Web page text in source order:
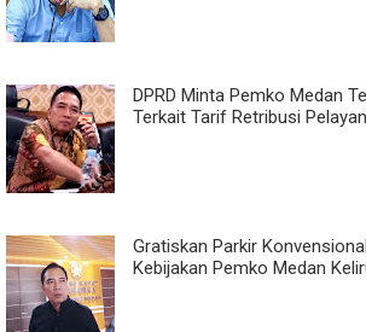
DPRD Minta Pemko Medan
Terkait Tarif Retribusi
Gratiskan Parkir
Kebijakan Pemko Medan